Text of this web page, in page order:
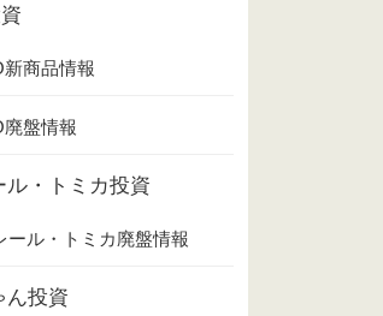
新商品情報
廃盤情報
ル・トミカ投資
ール・トミカ廃盤情報
ん投資